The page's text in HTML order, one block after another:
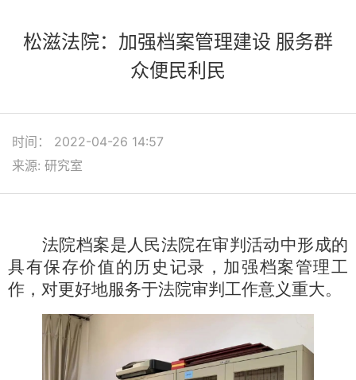
松滋法院：加强档案管理建设 服务群
众便民利民
时间： 2022-04-26 14:57
来源: 研究室
法院档案是人民法院在审判活动中形成的
具有保存价值的历史记录，加强档案管理工
作，对更好地服务于法院审判工作意义重大。